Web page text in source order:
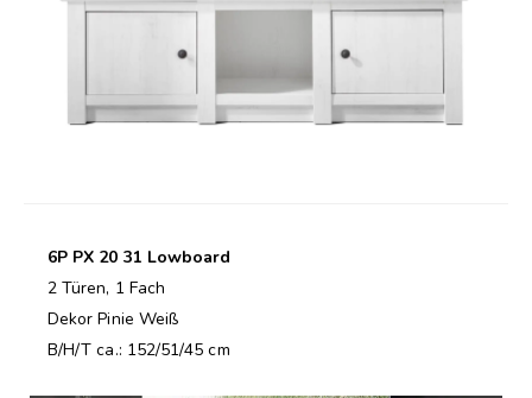
6P PX 20 31 Lowboard
2 Türen, 1 Fach
Dekor Pinie Weiß
B/H/T ca.: 152/51/45 cm